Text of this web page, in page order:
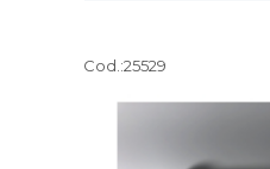
Cod.:25529